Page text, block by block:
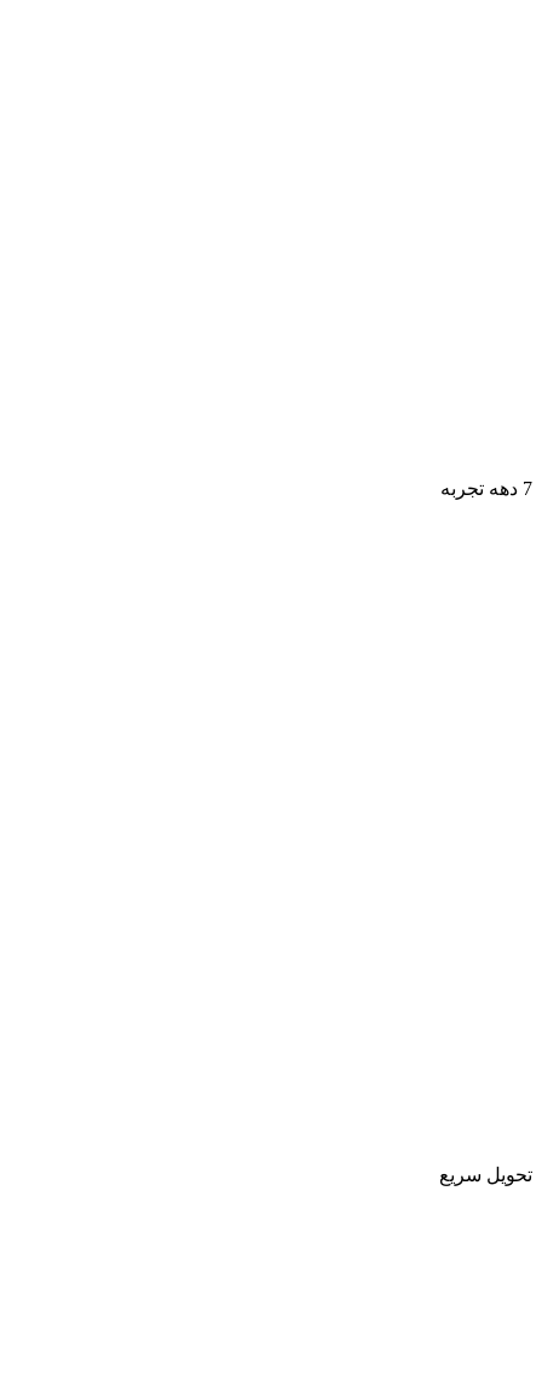
7 دهه تجربه
تحویل سریع